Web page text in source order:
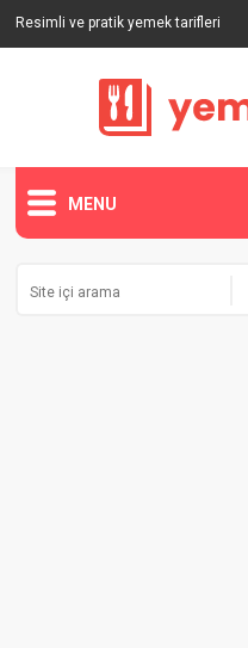
Resimli ve pratik yemek tarifleri
MENU